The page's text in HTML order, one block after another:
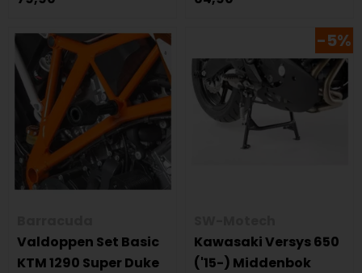
Valdoppen Set Basic
KTM 1290 Super Duke
-5%
Kawasaki Versys 650
('15-) Middenbok